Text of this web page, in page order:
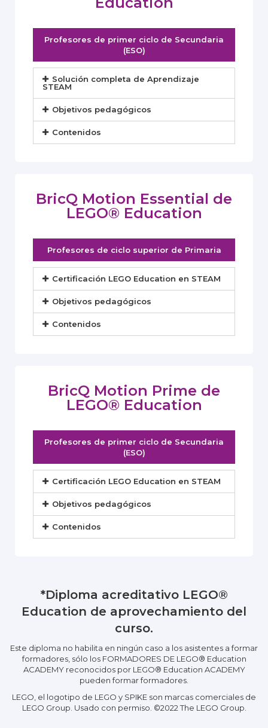
Profesores de primer ciclo de Secundaria
(ESO)
Solución completa de Aprendizaje
STEAM
Objetivos pedagógicos
Contenidos
BricQ Motion Essential de
LEGO® Education
Profesores de ciclo superior de Primaria
Certificación LEGO Education en STEAM
Objetivos pedagógicos
Contenidos
BricQ Motion Prime​ de
LEGO® Education
Profesores de primer ciclo de Secundaria
(ESO)
Certificación LEGO Education en STEAM
Objetivos pedagógicos
Contenidos
*Diploma acreditativo LEGO®
Education de aprovechamiento del
curso.
Este diploma no habilita en ningún caso a los asistentes a formar
formadores, sólo los FORMADORES DE LEGO® Education
ACADEMY reconocidos por LEGO® Education ACADEMY
pueden formar formadores.
LEGO, el logotipo de LEGO y SPIKE son marcas comerciales de
LEGO Group. Usado con permiso. ©2022 The LEGO Group.